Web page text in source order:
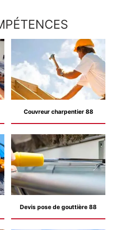
Couvreur charpentier 88
Devis pose de gouttière 88